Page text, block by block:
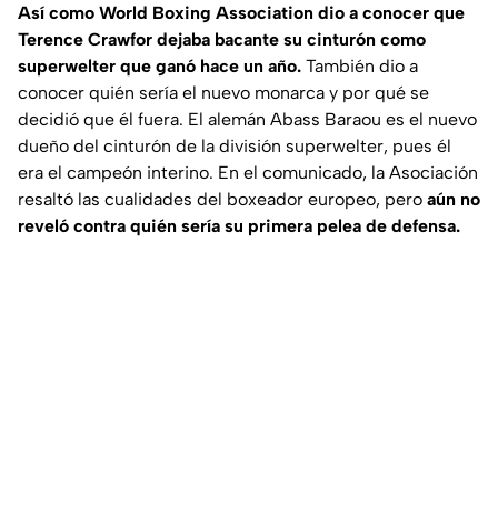
Así como World Boxing Association dio a conocer que
Terence Crawfor dejaba bacante su cinturón como
superwelter que ganó hace un año. También dio a
conocer quién sería el nuevo monarca y por qué se
decidió que él fuera. El alemán Abass Baraou es el nuevo
dueño del cinturón de la división superwelter, pues él
era el campeón interino. En el comunicado, la Asociación
resaltó las cualidades del boxeador europeo, pero aún no
reveló contra quién sería su primera pelea de defensa.